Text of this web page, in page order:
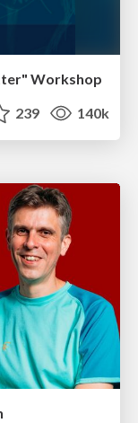
Workshop
239 140k